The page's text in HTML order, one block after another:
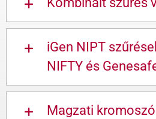
iGen NIPT
NIFTY és
Magzati